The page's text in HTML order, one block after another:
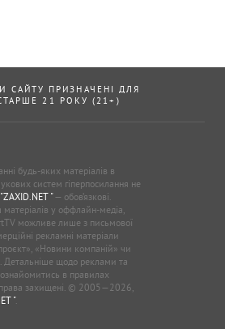
САЙТУ ПРИЗНАЧЕНІ ДЛЯ
21 РОКУ (21+)
будь-яких матеріалів в
систем гіперпосилання не
"ZAXID.NET "— обов’язкові.
у оффлайн-медіа,
можливе лише з письмової
рекламні матеріали
«Новини компаній» чи
Детальніше щодо реклами та
в правилах
права захищені. © 2005—2026,
".